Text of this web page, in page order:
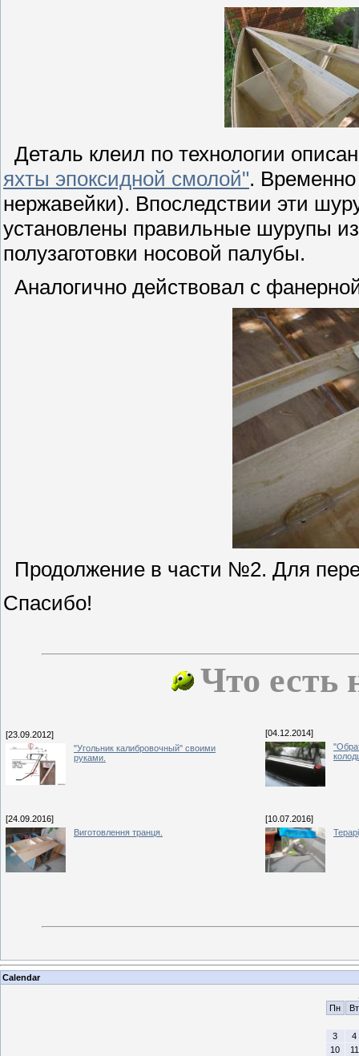
Деталь клеил по технологии
яхты эпоксидной смолой".
нержавейки). Впоследствии эти
установлены правильные шурупы
полузаготовки носовой палубы.
Аналогично действовал с
Продолжение в части №2. Для
Спасибо!
Что есть
[23.09.2012]
"Угольник калибровочный" своими
руками.
[04.12.2014]
[24.09.2016]
Виготовлення транця.
[10.07.2016]
Calendar
Пн
Вт
3
4
10
11